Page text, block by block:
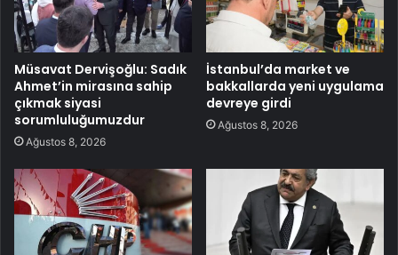
Müsavat Dervişoğlu: Sadık
Ahmet’in mirasına sahip
çıkmak siyasi
sorumluluğumuzdur
Ağustos 8, 2026
İstanbul’da market ve
bakkallarda yeni uygulama
devreye girdi
Ağustos 8, 2026